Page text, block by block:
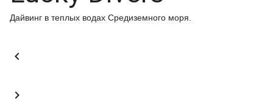
Дайвинг в теплых водах Средиземного моря.

